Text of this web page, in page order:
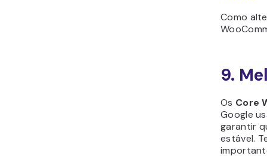
Como
9.
Os Core
Google
garantir
estável.